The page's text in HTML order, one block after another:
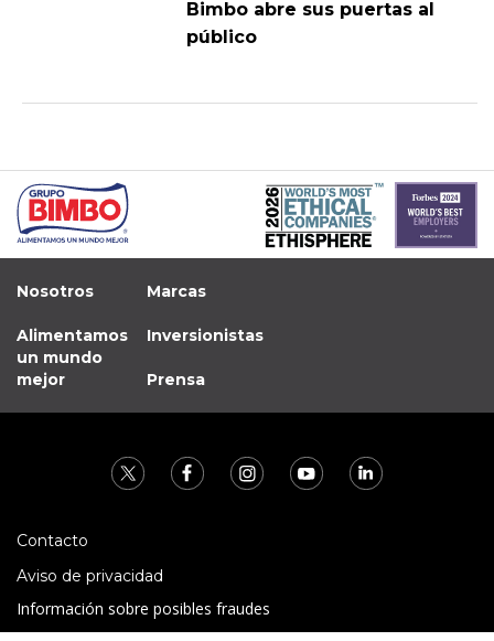
Bimbo abre sus puertas al
público
Nosotros
Alimentamos
un mundo
mejor
Marcas
Inversionistas
Prensa
Contacto
Aviso de privacidad
Información sobre posibles fraudes